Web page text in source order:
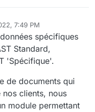
7:49 PM
spécifiques
Standard,
'Spécifique'.
de documents qui
clients, nous
module permettant